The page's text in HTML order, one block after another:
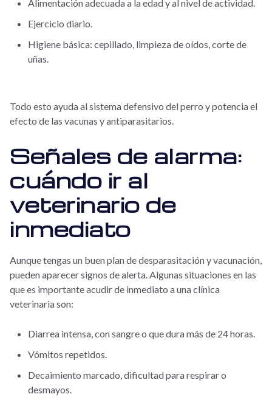
Alimentación adecuada a la edad y al nivel de actividad.
Ejercicio diario.
Higiene básica: cepillado, limpieza de oídos, corte de
uñas.
Todo esto ayuda al sistema defensivo del perro y potencia el
efecto de las vacunas y antiparasitarios.
Señales de alarma:
cuándo ir al
veterinario de
inmediato
Aunque tengas un buen plan de desparasitación y vacunación,
pueden aparecer signos de alerta. Algunas situaciones en las
que es importante acudir de inmediato a una clínica
veterinaria son:
Diarrea intensa, con sangre o que dura más de 24 horas.
Vómitos repetidos.
Decaimiento marcado, dificultad para respirar o
desmayos.